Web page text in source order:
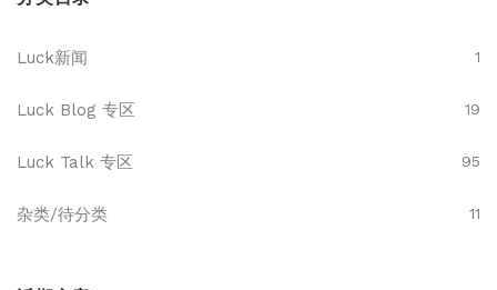
Luck新闻 1
Luck Blog 专区 19
Luck Talk 专区 95
杂类/待分类 11